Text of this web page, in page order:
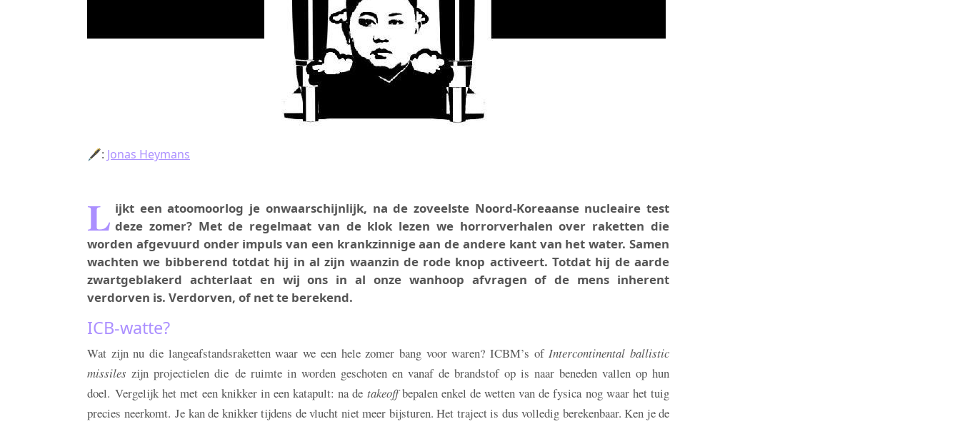
🖋: Jonas Heymans
L ijkt een atoomoorlog je onwaarschijnlijk, na de zoveelste Noord-Koreaanse nucleaire test
deze zomer? Met de regelmaat van de klok lezen we horrorverhalen over raketten die
worden afgevuurd onder impuls van een krankzinnige aan de andere kant van het water. Samen
wachten we bibberend totdat hij in al zijn waanzin de rode knop activeert. Totdat hij de aarde
zwartgeblakerd achterlaat en wij ons in al onze wanhoop afvragen of de mens inherent
verdorven is. Verdorven, of net te berekend.
ICB-watte?
Wat zijn nu die langeafstandsraketten waar we een hele zomer bang voor waren? ICBM’s ofIntercontinental ballistic
missiles zijn projectielen die de ruimte in worden geschoten en vanaf de brandstof op is naar beneden vallen op hun
doel. Vergelijk het met een knikker in een katapult: na de takeoffbepalen enkel de wetten van de fysica nog waar het tuig
precies neerkomt. Je kan de knikker tijdens de vlucht niet meer bijsturen. Het traject is dus volledig berekenbaar. Ken je de